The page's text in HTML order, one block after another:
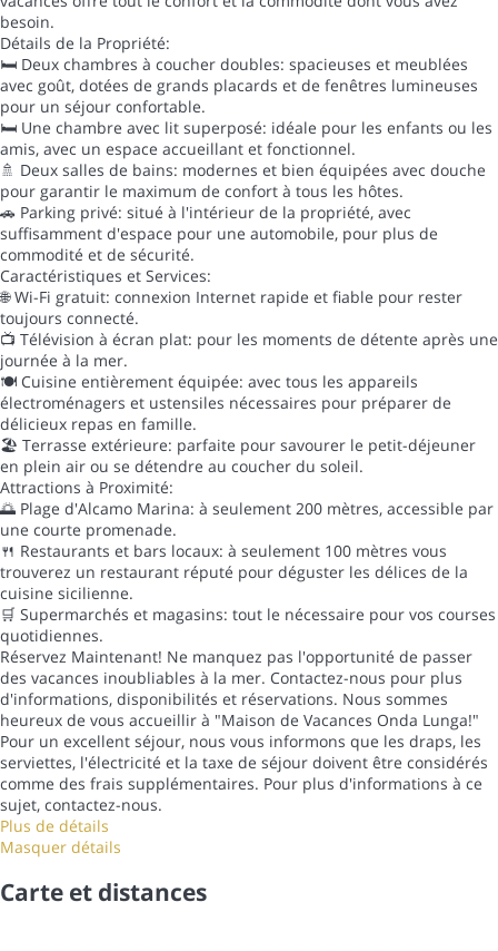
besoin.
Détails de la Propriété:
🛏️ Deux chambres à coucher doubles: spacieuses et meublées
avec goût, dotées de grands placards et de fenêtres lumineuses
pour un séjour confortable.
🛏️ Une chambre avec lit superposé: idéale pour les enfants ou les
amis, avec un espace accueillant et fonctionnel.
🚿 Deux salles de bains: modernes et bien équipées avec douche
pour garantir le maximum de confort à tous les hôtes.
🚗 Parking privé: situé à l'intérieur de la propriété, avec
suffisamment d'espace pour une automobile, pour plus de
commodité et de sécurité.
Caractéristiques et Services:
🌐 Wi-Fi gratuit: connexion Internet rapide et fiable pour rester
toujours connecté.
📺 Télévision à écran plat: pour les moments de détente après une
journée à la mer.
🍽️ Cuisine entièrement équipée: avec tous les appareils
électroménagers et ustensiles nécessaires pour préparer de
délicieux repas en famille.
🏖️ Terrasse extérieure: parfaite pour savourer le petit-déjeuner
en plein air ou se détendre au coucher du soleil.
Attractions à Proximité:
🌅 Plage d'Alcamo Marina: à seulement 200 mètres, accessible par
une courte promenade.
🍴 Restaurants et bars locaux: à seulement 100 mètres vous
trouverez un restaurant réputé pour déguster les délices de la
cuisine sicilienne.
🛒 Supermarchés et magasins: tout le nécessaire pour vos courses
quotidiennes.
Réservez Maintenant! Ne manquez pas l'opportunité de passer
des vacances inoubliables à la mer. Contactez-nous pour plus
d'informations, disponibilités et réservations. Nous sommes
heureux de vous accueillir à "Maison de Vacances Onda Lunga!"
Pour un excellent séjour, nous vous informons que les draps, les
serviettes, l'électricité et la taxe de séjour doivent être considérés
comme des frais supplémentaires. Pour plus d'informations à ce
sujet, contactez-nous.
Plus de détails
Masquer détails
Carte et distances